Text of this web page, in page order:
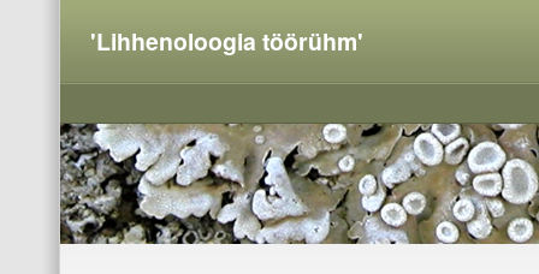
'Lihhenoloogia töörühm'